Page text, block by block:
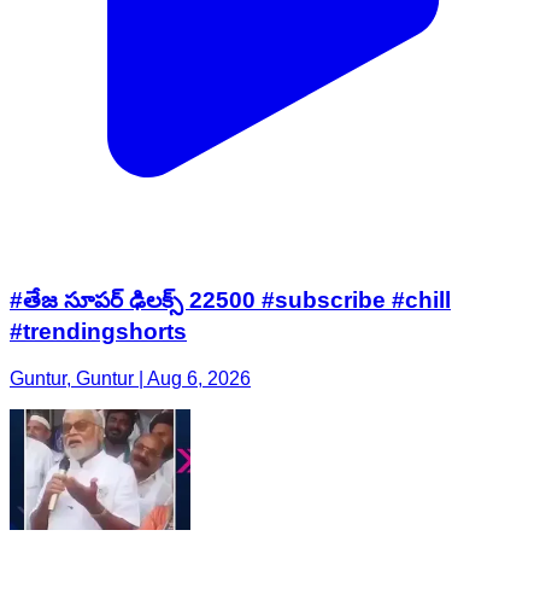
#తేజ సూపర్ ఢిలక్స్ 22500 #subscribe #chill
#trendingshorts
Guntur, Guntur | Aug 6, 2026